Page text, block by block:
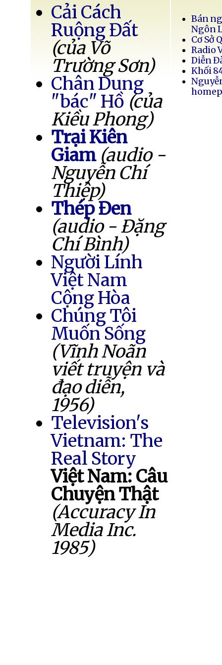
Cải Cách
Ruộng Đất
(của Võ
Trường Sơn)
Chân Dung
"bác" Hồ (của
Kiều Phong)
Trại Kiên
Giam (audio -
Nguyễn Chí
Thiệp)
Thép Đen
(audio - Đặng
Chí Bình)
Người Lính
Việt Nam
Cộng Hòa
Chúng Tôi
Muốn Sống
(Vĩnh Noãn
viết truyện và
đạo diễn,
1956)
Television's
Vietnam: The
Real Story
Việt Nam: Câu
Chuyện Thật
(Accuracy In
Media Inc.
1985)
Bán
Ngôn
Cơ Sở
Radio
Diễn
Khối